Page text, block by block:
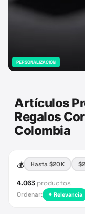
PERSONALIZACIÓN
Artículos
Regalos
Colombia
💰 Hasta $20K
4.063 productos
Ordenar: ✦ Relevancia